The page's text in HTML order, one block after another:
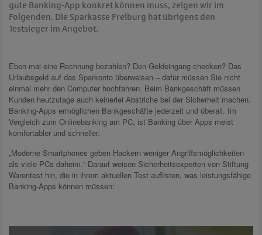
gute Banking-App konkret können muss, zeigen wir im
Folgenden. Die Sparkasse Freiburg hat übrigens den
Testsieger im Angebot.
Eben mal eine Rechnung bezahlen? Den Geldeingang checken? Das
Urlaubsgeld auf das Sparkonto überweisen – dafür müssen Sie nicht
einmal mehr den Computer hochfahren. Beim Bankgeschäft müssen
Kunden heutzutage auch keinerlei Abstriche bei der Sicherheit machen.
Banking-Apps ermöglichen Bankgeschäfte jederzeit und überall. Im
Vergleich zum Onlinebanking am PC, ist Banking über Apps meist
komfortabler und schneller.
„Moderne Smartphones geben Hackern weniger Angriffsmöglichkeiten
als viele PCs daheim.“ Darauf weisen Sicherheitsexperten von Stiftung
Warentest hin, die in ihrem aktuellen Test auflisten, was leistungsfähige
Banking-Apps können müssen: